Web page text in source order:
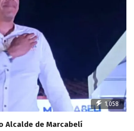
1,058
Alcalde de Marcabelí